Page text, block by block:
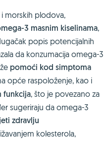
morskih plodova,
3 masnim kiselinama,
popis potencijalnih
da konzumacija omega-3
pomoći kod simptoma
opće raspoloženje, kao i
funkcija, što je povezano za
sugeriraju da omega-3
zdravlju
kolesterola,